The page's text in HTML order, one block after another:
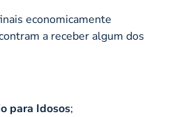
economicamente
a receber algum dos
para Idosos;